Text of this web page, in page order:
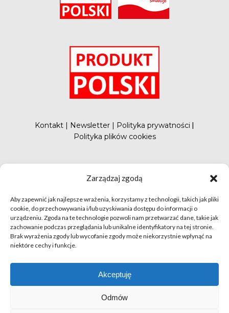
Zarządzaj zgodą
Aby zapewnić jak najlepsze wrażenia, korzystamy z technologii, takich jak pliki
cookie, do przechowywania i/lub uzyskiwania dostępu do informacji o
urządzeniu. Zgoda na te technologie pozwoli nam przetwarzać dane, takie jak
zachowanie podczas przeglądania lub unikalne identyfikatory na tej stronie.
Brak wyrażenia zgody lub wycofanie zgody może niekorzystnie wpłynąć na
niektóre cechy i funkcje.
Akceptuję
Odmów
Kontakt | Newsletter | Polityka prywatności |
Polityka plików cookies
zastrzeżone | realizacjaHillnet
O